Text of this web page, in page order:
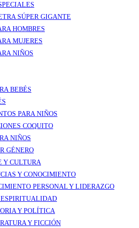
SÚPER GIGANTE
HOMBRES
MUJERES
NIÑOS
BEBÉS
PARA NIÑOS
COQUITO
NIÑOS
GÉNERO
Y CULTURA
Y CONOCIMIENTO
PERSONAL Y LIDERAZGO
ESPIRITUALIDAD
Y POLÍTICA
Y FICCIÓN